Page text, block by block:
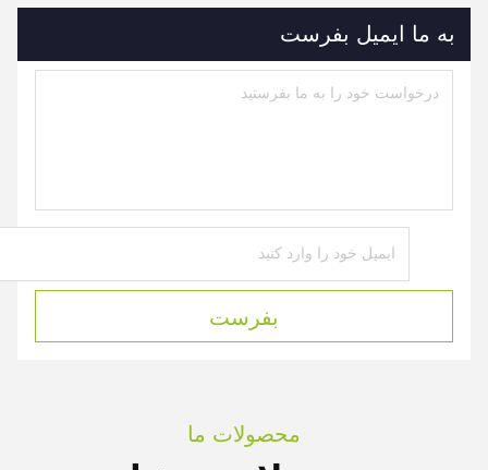
به ما ایمیل بفرست
بفرست
محصولات ما